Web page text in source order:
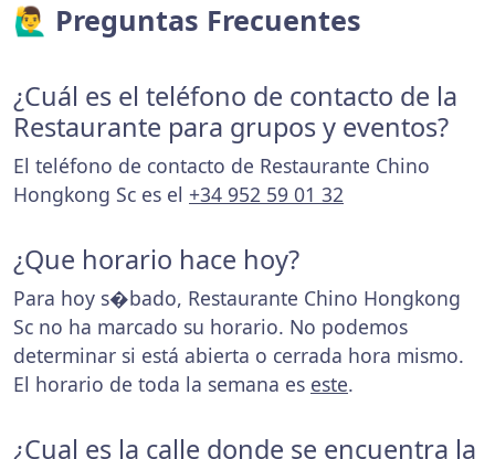
🙋‍♂️ Preguntas Frecuentes
¿Cuál es el teléfono de contacto de la
Restaurante para grupos y eventos?
El teléfono de contacto de Restaurante Chino
Hongkong Sc es el +34 952 59 01 32
¿Que horario hace hoy?
Para hoy s�bado, Restaurante Chino Hongkong
Sc no ha marcado su horario. No podemos
determinar si está abierta o cerrada hora mismo.
El horario de toda la semana es este.
¿Cual es la calle donde se encuentra la